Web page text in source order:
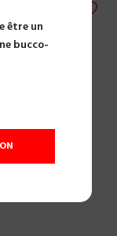
être un
bucco-